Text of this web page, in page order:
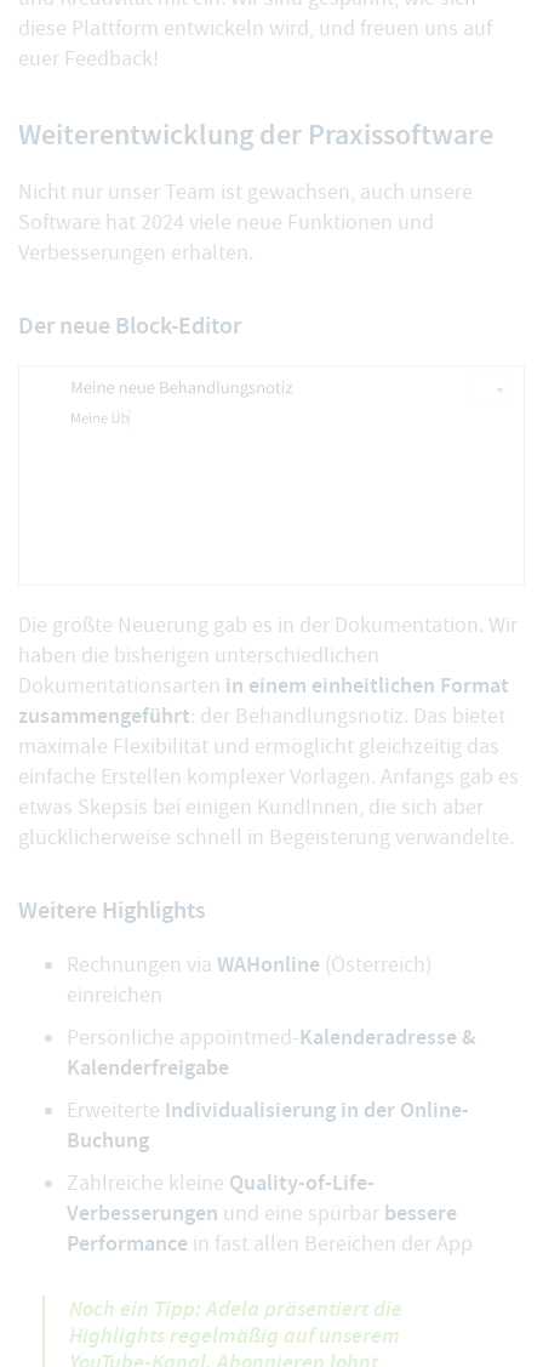
diese Plattform entwickeln wird, und freuen uns auf
euer Feedback!
Weiterentwicklung der Praxissoftware
Nicht nur unser Team ist gewachsen, auch unsere
Software hat 2024 viele neue Funktionen und
Verbesserungen erhalten.
Der neue Block-Editor
Die größte Neuerung gab es in der Dokumentation. Wir
haben die bisherigen unterschiedlichen
Dokumentationsarten in einem einheitlichen Format
zusammengeführt: der Behandlungsnotiz. Das bietet
maximale Flexibilität und ermöglicht gleichzeitig das
einfache Erstellen komplexer Vorlagen. Anfangs gab es
etwas Skepsis bei einigen KundInnen, die sich aber
glücklicherweise schnell in Begeisterung verwandelte.
Weitere Highlights
Rechnungen via WAHonline (Österreich)
einreichen
Persönliche appointmed-Kalenderadresse &
Kalenderfreigabe
Erweiterte Individualisierung in der Online-
Buchung
Zahlreiche kleine Quality-of-Life-
Verbesserungen und eine spürbar bessere
Performance in fast allen Bereichen der App
Noch ein Tipp: Adela präsentiert die
Highlights regelmäßig auf unserem